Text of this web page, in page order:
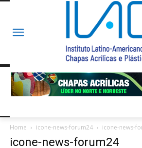
Home icone-news-forum24 icone-news-
icone-news-forum24